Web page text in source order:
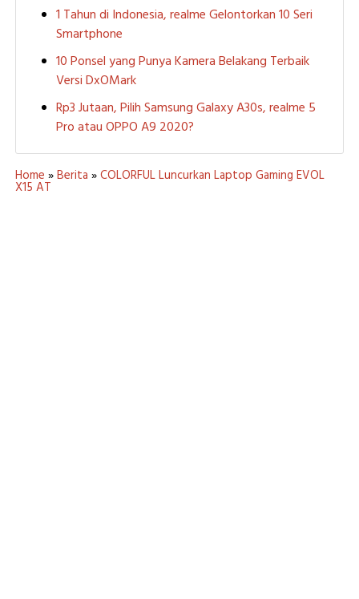
1 Tahun di Indonesia, realme Gelontorkan 10 Seri
Smartphone
10 Ponsel yang Punya Kamera Belakang Terbaik
Versi DxOMark
Rp3 Jutaan, Pilih Samsung Galaxy A30s, realme 5
Pro atau OPPO A9 2020?
Home »Berita »COLORFUL Luncurkan Laptop Gaming EVOL
X15 AT